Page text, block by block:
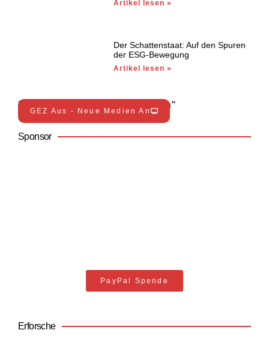
Artikel lesen »
Der Schattenstaat: Auf den Spuren
der ESG-Bewegung
Artikel lesen »
Entdecke jetzt die „Neuen Medien“
GEZ Aus - Neue Medien An
Sponsor
PayPal Spende
Erforsche